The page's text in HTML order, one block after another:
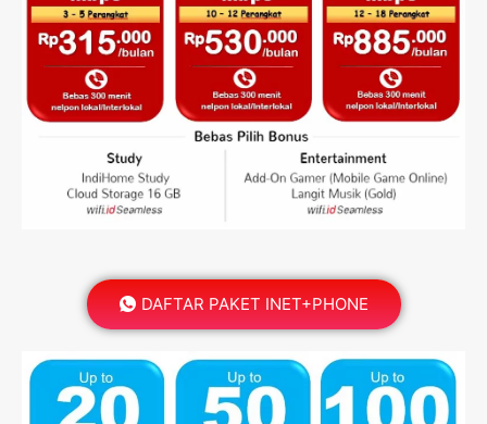
DAFTAR PAKET INET+PHONE